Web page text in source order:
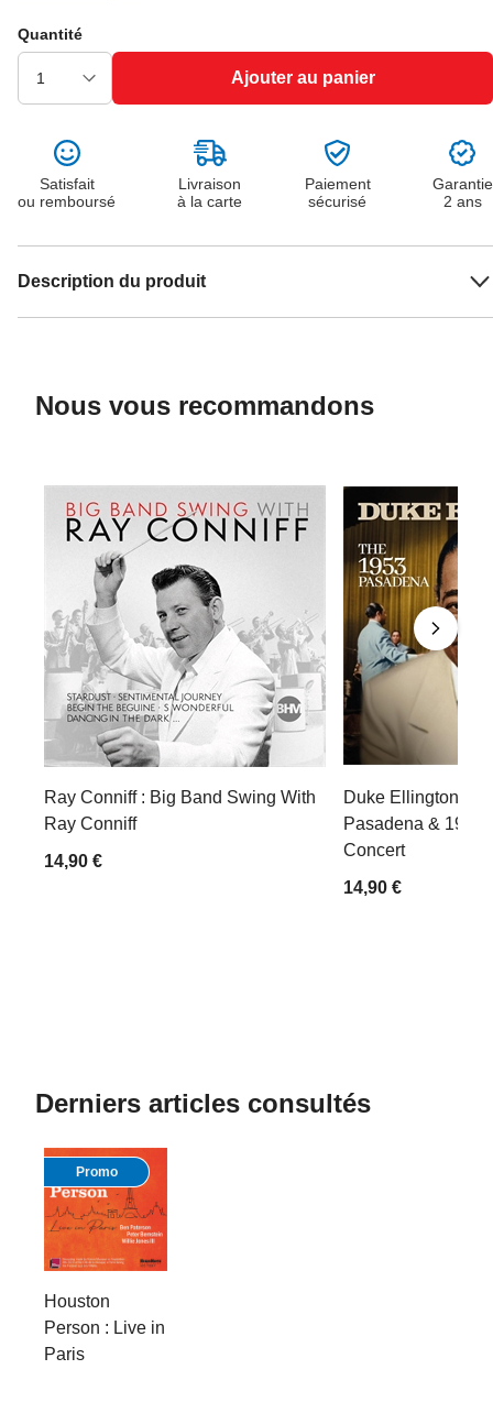
Quantité
Ajouter au panier
Satisfait
ou remboursé
Livraison
à la carte
Paiement
sécurisé
Garantie
2 ans
Description du produit
Nous vous recommandons
Ray Conniff : Big Band Swing With
Ray Conniff
14,90 €
Duke Ellington :
Pasadena & 1954
Concert
14,90 €
Derniers articles consultés
Promo
Houston
Person : Live in
Paris